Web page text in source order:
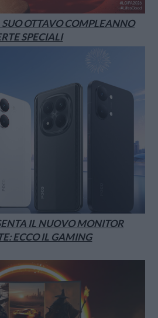
SUO OTTAVO COMPLEANNO
SPECIALI
IL NUOVO MONITOR
ECCO IL GAMING